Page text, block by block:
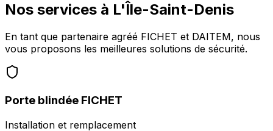
Nos services à L'Île-Saint-Denis
En tant que partenaire agréé FICHET et DAITEM, nous
vous proposons les meilleures solutions de sécurité.
Porte blindée FICHET
Installation et remplacement